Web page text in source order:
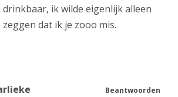
drinkbaar, ik wilde eigenlijk alleen
zeggen dat ik je zooo mis.
Beantwoorden